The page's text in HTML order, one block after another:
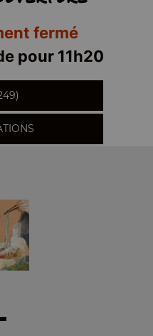
fermé
pour 11h20